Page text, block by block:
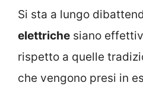
Si sta a lungo
elettriche siano
rispetto a quelle
che vengono presi in